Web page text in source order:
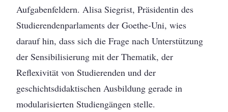
Aufgabenfeldern. Alisa Siegrist, Präsidentin des
Studierendenparlaments der Goethe-Uni, wies
darauf hin, dass sich die Frage nach Unterstützung
der Sensibilisierung mit der Thematik, der
Reflexivität von Studierenden und der
geschichtsdidaktischen Ausbildung gerade in
modularisierten Studiengängen stelle.